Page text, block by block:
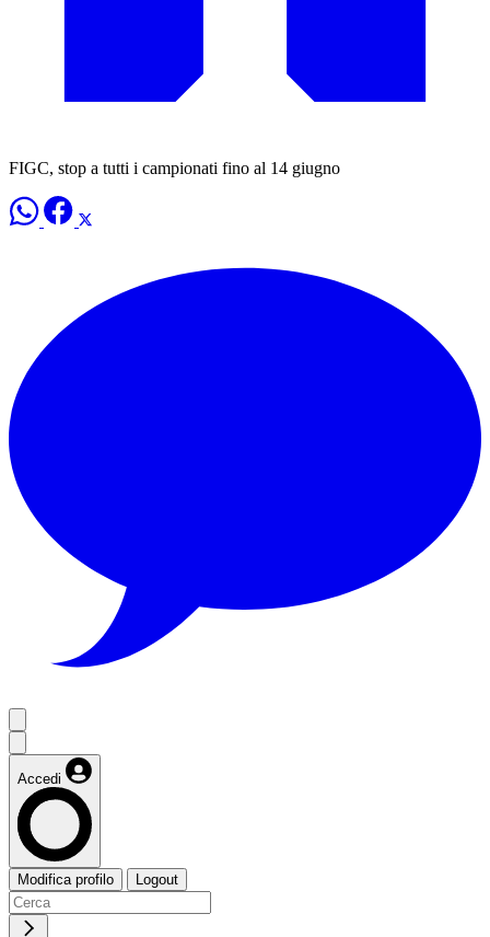
FIGC, stop a tutti i campionati fino al 14 giugno
Accedi
Modifica profilo Logout